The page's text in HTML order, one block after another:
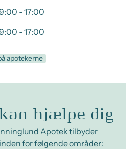
- 17:00
- 17:00
apotekerne
hjælpe dig
Apotek tilbyder
for følgende områder: